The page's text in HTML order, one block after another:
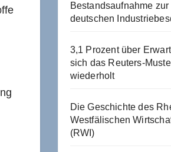
Bestandsaufnahme zur
deutschen
3,1 Prozent über
sich das Reuters-
wiederholt
Die Geschichte des
Westfälischen
(RWI)